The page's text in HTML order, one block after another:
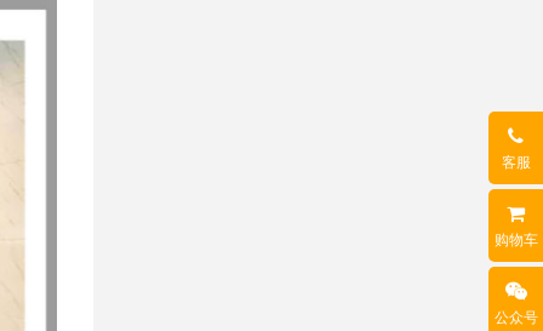
客服
购物车
公众号